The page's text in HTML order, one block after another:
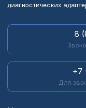
диагностических
8
+7
Для